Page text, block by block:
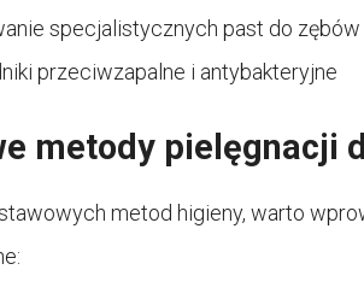
specjalistycznych past do
przeciwzapalne i antybakteryjne
metody pielęgnacji
metod higieny, warto